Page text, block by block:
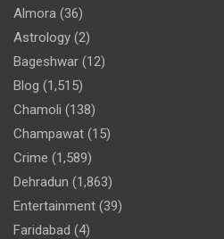
Almora (36)
Astrology (2)
Bageshwar (12)
Blog (1,515)
Chamoli (138)
Champawat (15)
Crime (1,589)
Dehradun (1,863)
Entertainment (39)
Faridabad (4)